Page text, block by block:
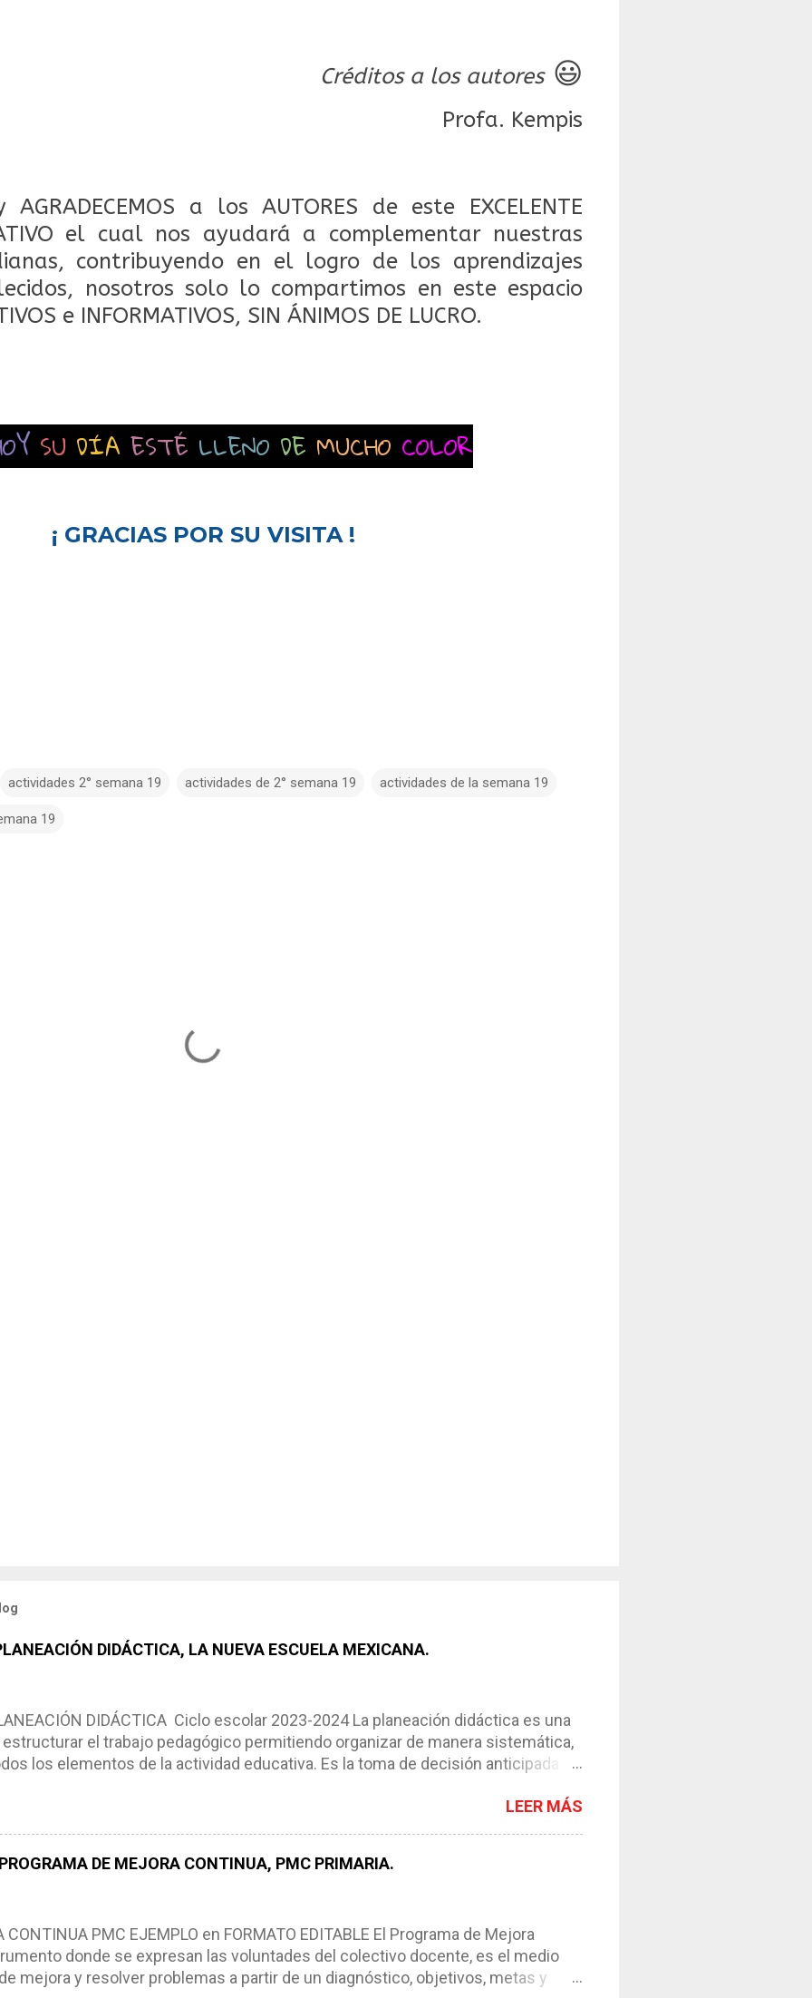
Créditos a los autores😃
Profa. Kempis
AGRADECEMOS a los AUTORES de este EXCELENTE
el cual nos ayudará a complementar nuestras
contribuyendo en el logro de los aprendizajes
nosotros solo lo compartimos en este espacio
e INFORMATIVOS, SIN ÁNIMOS DE LUCRO.
SU DÍA ESTÉ LLENO DE MUCHO COLOR
¡ GRACIAS POR SU VISITA !
actividades 2° semana 19 actividades de 2° semana 19 actividades de la semana 19
19
DIDÁCTICA, LA NUEVA ESCUELA MEXICANA.
DIDÁCTICA Ciclo escolar 2023-2024 La planeación didáctica es una
el trabajo pedagógico permitiendo organizar de manera sistemática,
los elementos de la actividad educativa. Es la toma de decisión anticipada
didáctica tiene las siguientes características: * Es el instrumento necesario
es decir permite realizar ajustes para mejorar los procesos. *Requiere de la
LEER MÁS
DE MEJORA CONTINUA, PMC PRIMARIA.
PMC EJEMPLO en FORMATO EDITABLE El Programa de Mejora
donde se expresan las voluntades del colectivo docente, es el medio
mejora y resolver problemas a partir de un diagnóstico, objetivos, metas y